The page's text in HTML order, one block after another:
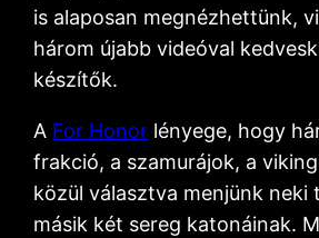
is alaposan megnézhettünk,
három újabb videóval
készítők.
A For Honor lényege, hogy
frakció, a szamurájok, a
közül választva menjünk neki
másik két sereg katonáinak.